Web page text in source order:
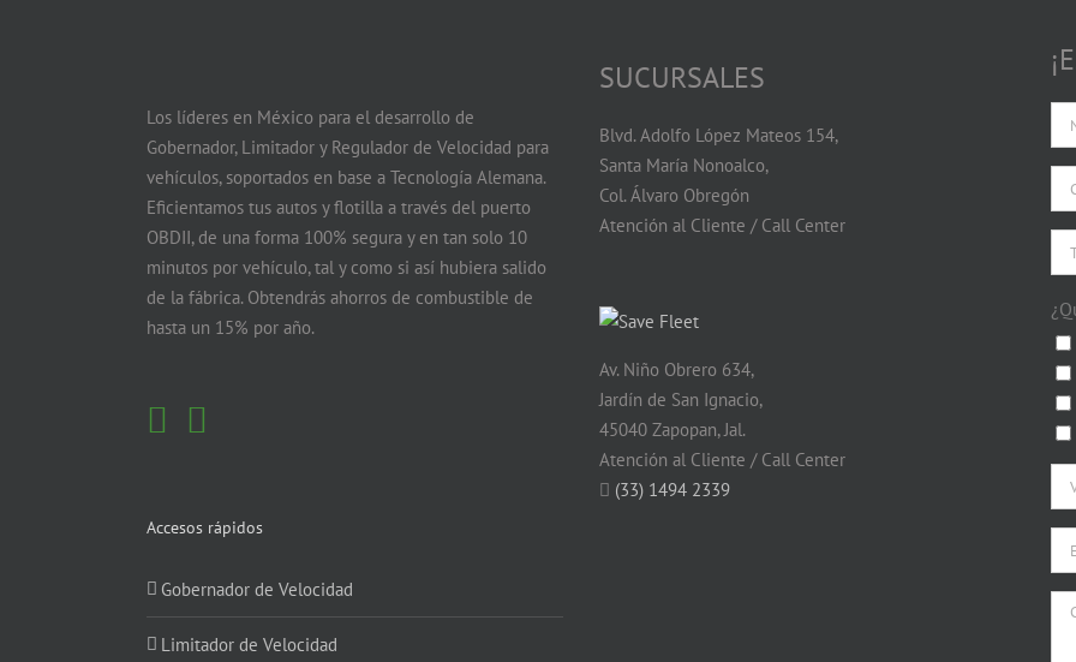
Los líderes en México para el desarrollo de
Gobernador, Limitador y Regulador de Velocidad para
vehículos, soportados en base a Tecnología Alemana.
Eficientamos tus autos y flotilla a través del puerto
OBDII, de una forma 100% segura y en tan solo 10
minutos por vehículo, tal y como si así hubiera salido
de la fábrica. Obtendrás ahorros de combustible de
hasta un 15% por año.
Accesos rápidos
Gobernador de Velocidad
Limitador de Velocidad
SUCURSALES
Blvd. Adolfo López Mateos 154,
Santa María Nonoalco,
Col. Álvaro Obregón
Atención al Cliente / Call Center
Av. Niño Obrero 634,
Jardín de San Ignacio,
45040 Zapopan, Jal.
Atención al Cliente / Call Center
(33) 1494 2339